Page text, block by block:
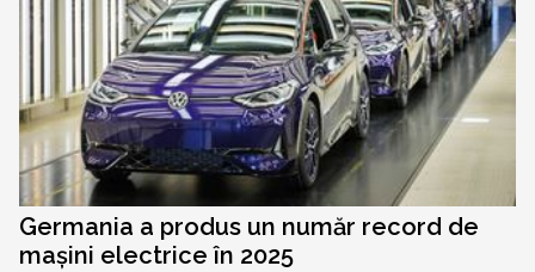
Germania a produs un număr record de
mașini electrice în 2025